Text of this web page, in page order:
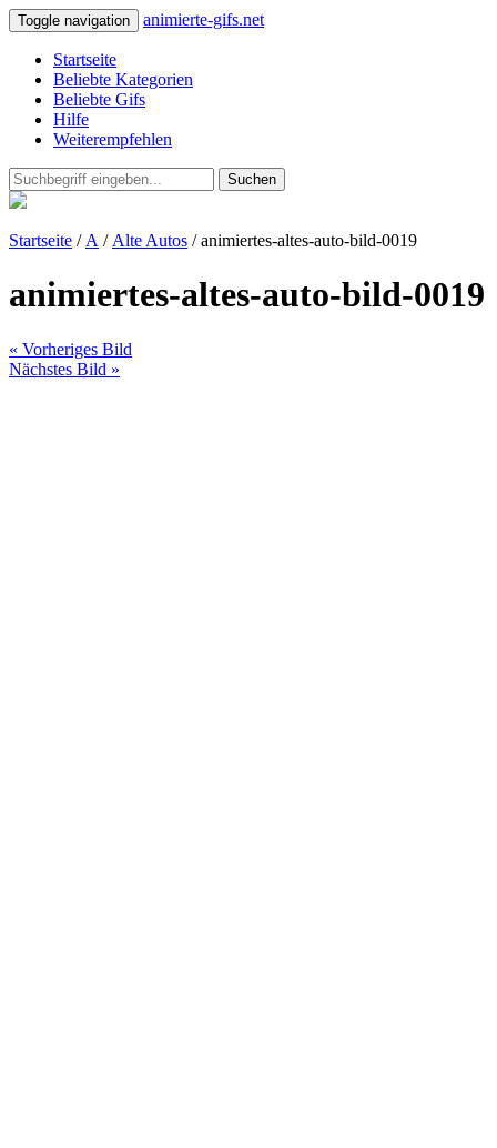
Toggle navigation animierte-gifs.net
Startseite
Beliebte Kategorien
Beliebte Gifs
Hilfe
Weiterempfehlen
Suchen
Startseite / A / Alte Autos / animiertes-altes-auto-bild-0019
animiertes-altes-auto-bild-0019
« Vorheriges Bild
Nächstes Bild »